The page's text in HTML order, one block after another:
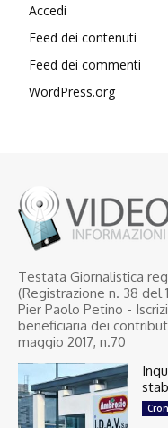
Accedi
Feed dei contenuti
Feed dei commenti
WordPress.org
Testata Giornalistica
(Registrazione n. 38 del
Pier Paolo Petino -
beneficiaria dei
maggio 2017, n.70